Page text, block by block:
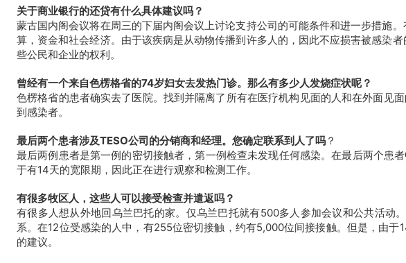
关于商业银行的还贷有什么具体建议吗？
蒙古国内阁会议将在周三的下届内阁会议上讨论支持公司的可能条件和进一步措施
算，资金和社会经济。由于该疾病是从动物传播到许多人的，因此不应损害被感染
些公民和企业的权利。
曾经有一个来自色楞格省的74岁妇女去发热门诊。那么有多少人发烧症状呢？
色楞格省的患者确实去了医院。找到并隔离了所有在医疗机构见面的人和在外面见
到感染者。
最后两个患者涉及TESO公司的分销商和经理。您确定联系到人了吗 ？
最后两例患者是第一例的密切接触者，第一例检查未发现任何感染。在最后两个患
于有14天的宽限期，因此正在进行观察和检测工作。
有很多牧区人，这些人可以接受检查并遣返吗？
有很多人想从外地回乌兰巴托的家。仅乌兰巴托就有500多人参加会议和公共活动
系。在12位受感染的人中，有255位密切接触，约有5,000位间接接触。但是，由
的建议。